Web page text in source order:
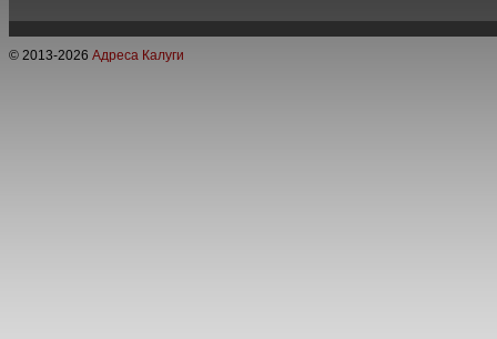
© 2013-2026 Адреса Калуги